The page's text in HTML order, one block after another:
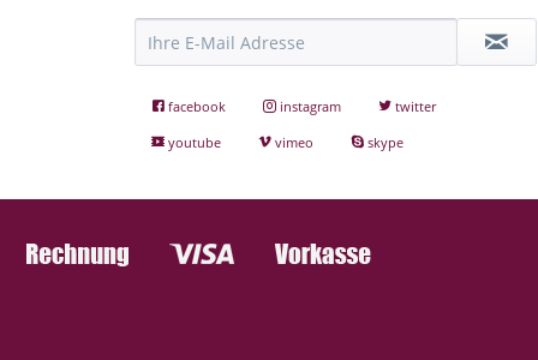
facebook instagram
twitter
youtube
vimeo skype